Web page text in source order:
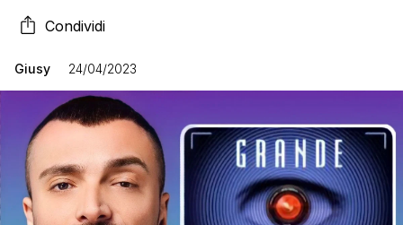
Condividi
Giusy 24/04/2023